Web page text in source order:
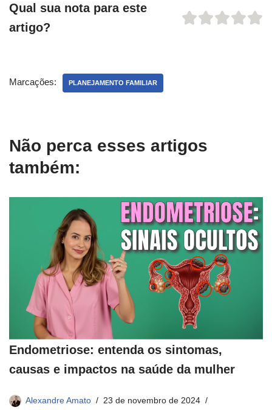
Qual sua nota para este
artigo?
Marcações: PLANEJAMENTO FAMILIAR
Não perca esses artigos
também:
Endometriose: entenda os sintomas,
causas e impactos na saúde da mulher
Alexandre Amato
23 de novembro de 2024